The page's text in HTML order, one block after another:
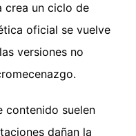
crea un ciclo de
oficial se vuelve
versiones no
contenido suelen
dañan la